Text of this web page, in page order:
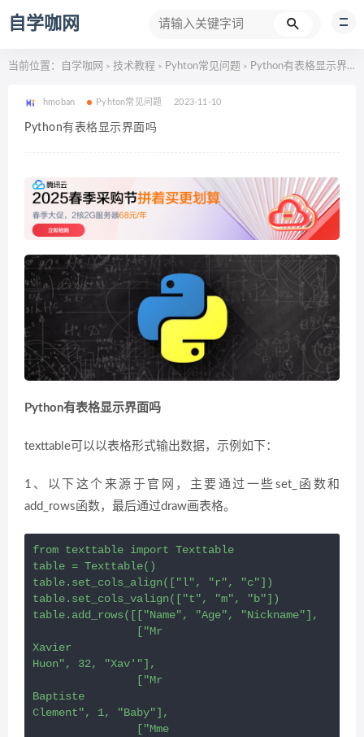
自学咖网
当前位置： 自学咖网 > 技术教程 > Pyhton常见问题 > Python有表格显示界面吗
hmoban Pyhton常见问题 2023-11-10
Python有表格显示界面吗
Python有表格显示界面吗
texttable可以以表格形式输出数据，示例如下：
1、以下这个来源于官网，主要通过一些set_函数和
add_rows函数，最后通过draw画表格。
from texttable import Texttable
table = Texttable()
table.set_cols_align(["l", "r", "c"])
table.set_cols_valign(["t", "m", "b"])
table.add_rows([["Name", "Age", "Nickname"],
["Mr
Xavier
Huon", 32, "Xav'"],
["Mr
Baptiste
Clement", 1, "Baby"],
["Mme